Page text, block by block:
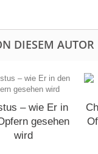
DIESEM AUTOR
– wie Er in
gesehen
wird